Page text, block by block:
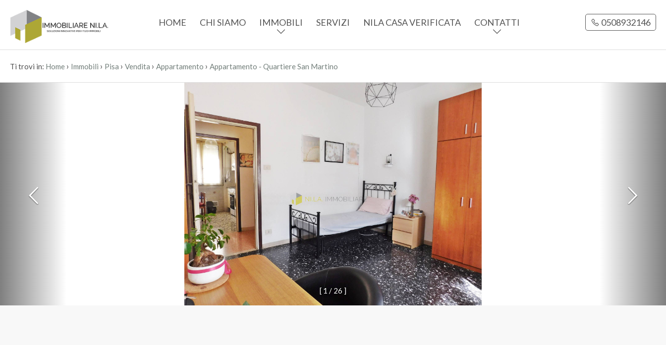
HOME CHI SIAMO IMMOBILI SERVIZI NILA CASA VERIFICATA CONTATTI 0508932146
Ti trovi in: Home › Immobili › Pisa › Vendita › Appartamento › Appartamento - Quartiere San Martino
[ 1 / 26 ]